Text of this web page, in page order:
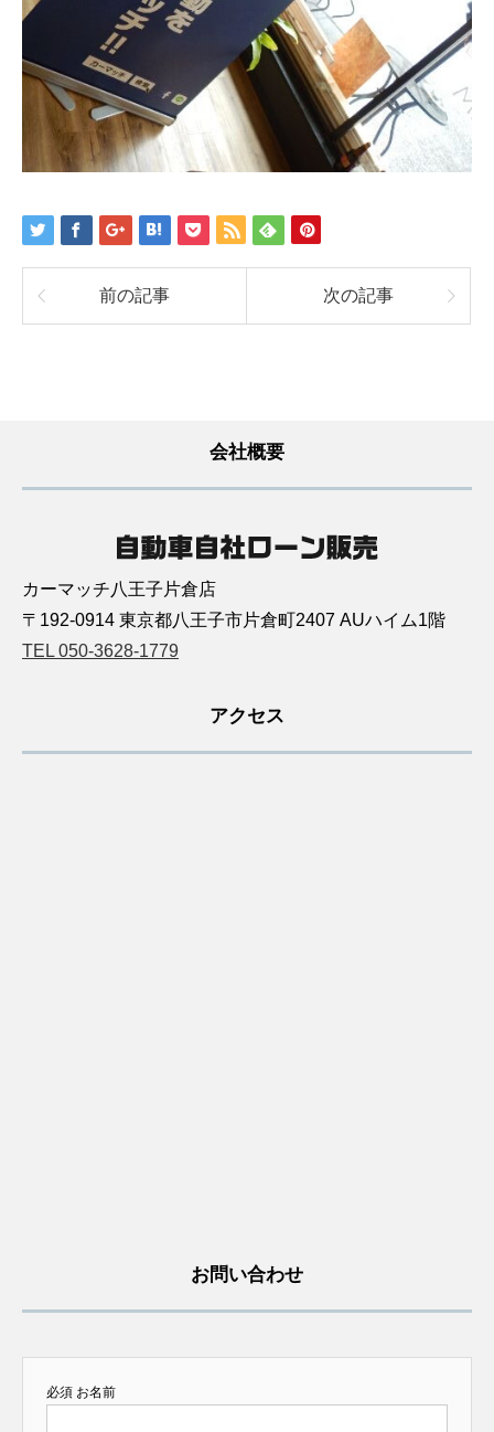
前の記事 次の記事
会社概要
カーマッチ八王子片倉店
〒192-0914 東京都八王子市片倉町2407 AUハイム1階
TEL 050-3628-1779
アクセス
お問い合わせ
必須 お名前